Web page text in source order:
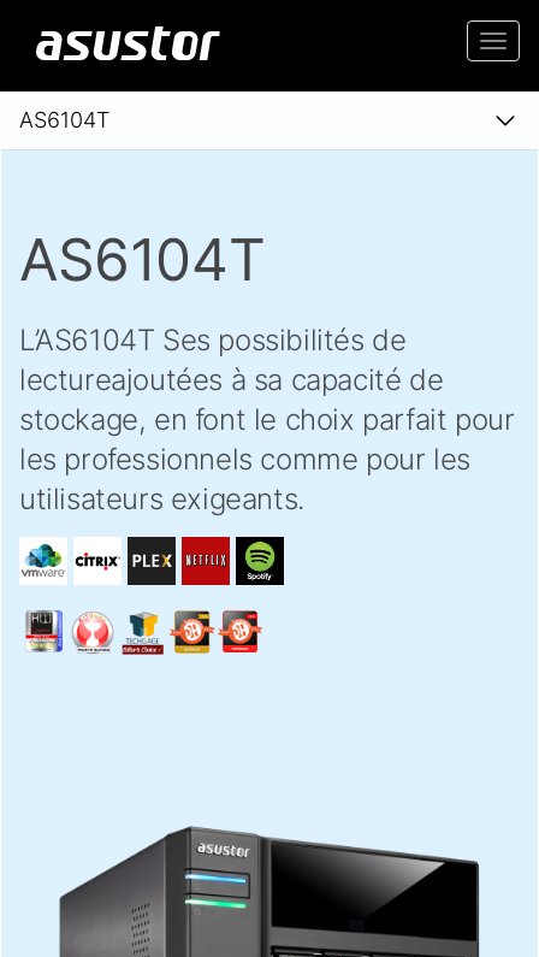
AS6104T
AS6104T
L’AS6104T Ses possibilités de
lectureajoutées à sa capacité de
stockage, en font le choix parfait pour
les professionnels comme pour les
utilisateurs exigeants.